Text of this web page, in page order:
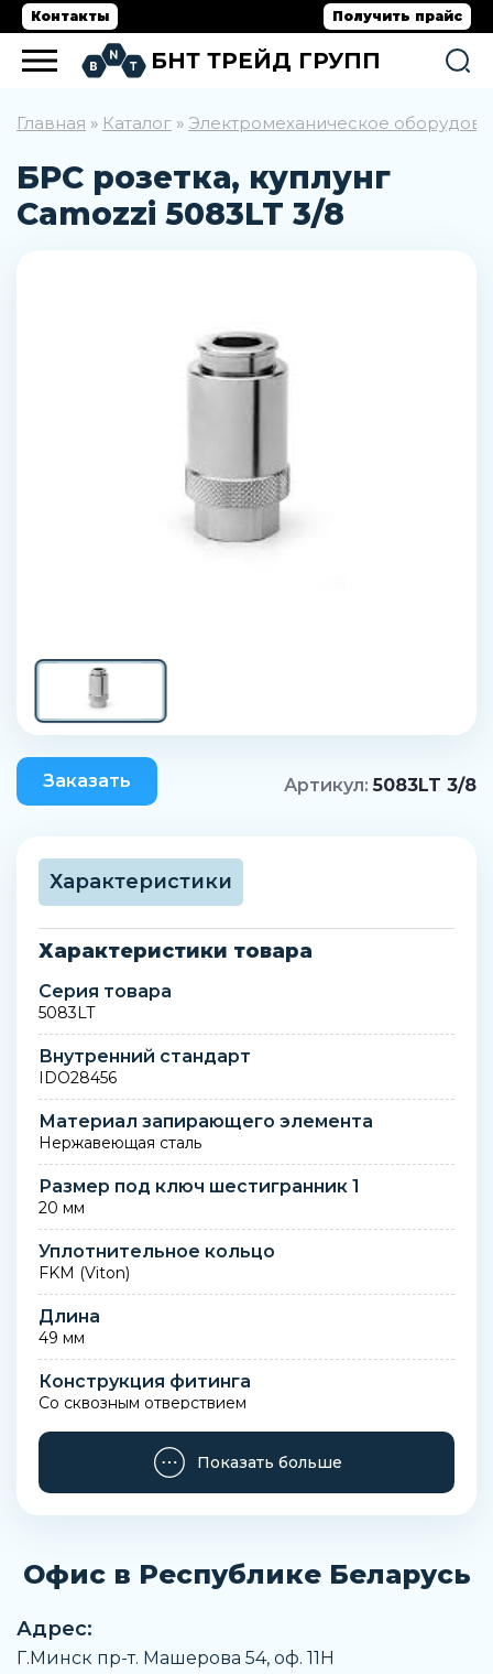
Контакты Получить прайс
БНТ ТРЕЙД ГРУПП
Главная » Каталог » Электромеханическое
БРС розетка, куплунг
Camozzi 5083LT 3/8
Заказать Артикул:5083LT 3/8
Характеристики
Характеристики товара
Серия товара
5083LT
Внутренний стандарт
IDO28456
Материал запирающего элемента
Нержавеющая сталь
Размер под ключ шестигранник 1
20 мм
Уплотнительное кольцо
FKM (Viton)
Длина
49 мм
Конструкция фитинга
Со сквозным отверствием
Вес
Рабочая температура
Артикул
Производитель
Camozzi
Показать больше
Офис в Республике Беларусь
Адрес:
Г.Минск пр-т. Машерова 54, оф. 11H